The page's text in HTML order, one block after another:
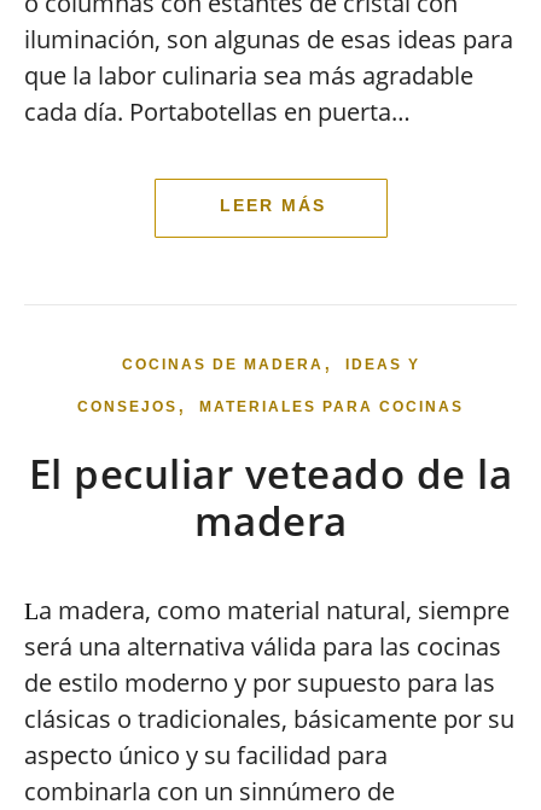
iluminación, son algunas de esas ideas para
que la labor culinaria sea más agradable
cada día. Portabotellas en puerta…
COCINAS DE MADERA , IDEAS Y
CONSEJOS , MATERIALES PARA COCINAS
El peculiar veteado de la
madera
La madera, como material natural, siempre
será una alternativa válida para las cocinas
de estilo moderno y por supuesto para las
clásicas o tradicionales, básicamente por su
aspecto único y su facilidad para
combinarla con un sinnúmero de